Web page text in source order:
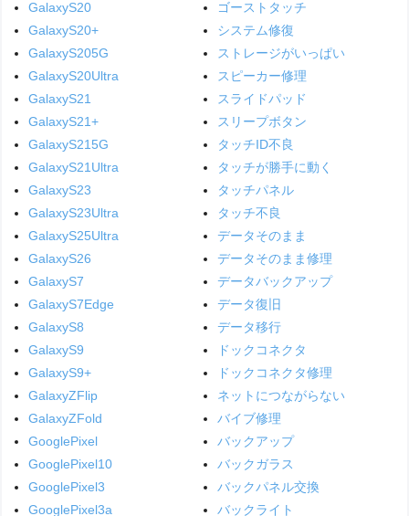
GalaxyS20
GalaxyS20+
GalaxyS205G
GalaxyS20Ultra
GalaxyS21
GalaxyS21+
GalaxyS215G
GalaxyS21Ultra
GalaxyS23
GalaxyS23Ultra
GalaxyS25Ultra
GalaxyS26
GalaxyS7
GalaxyS7Edge
GalaxyS8
GalaxyS9
GalaxyS9+
GalaxyZFlip
GalaxyZFold
GooglePixel
GooglePixel10
GooglePixel3
GooglePixel3a
ゴーストタッチ
システム修復
ストレージがいっぱい
スピーカー修理
スライドパッド
スリープボタン
タッチID不良
タッチが勝手に動く
タッチパネル
タッチ不良
データそのまま
データそのまま修理
データバックアップ
データ復旧
データ移行
ドックコネクタ
ドックコネクタ修理
ネットにつながらない
バイブ修理
バックアップ
バックガラス
バックパネル交換
バックライト